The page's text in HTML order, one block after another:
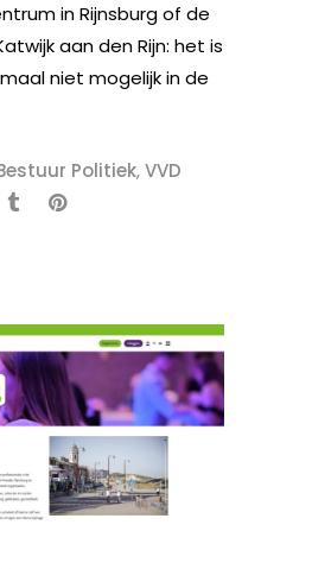
in Rijnsburg of de
aan den Rijn: het is
niet mogelijk in de
Politiek,VVD